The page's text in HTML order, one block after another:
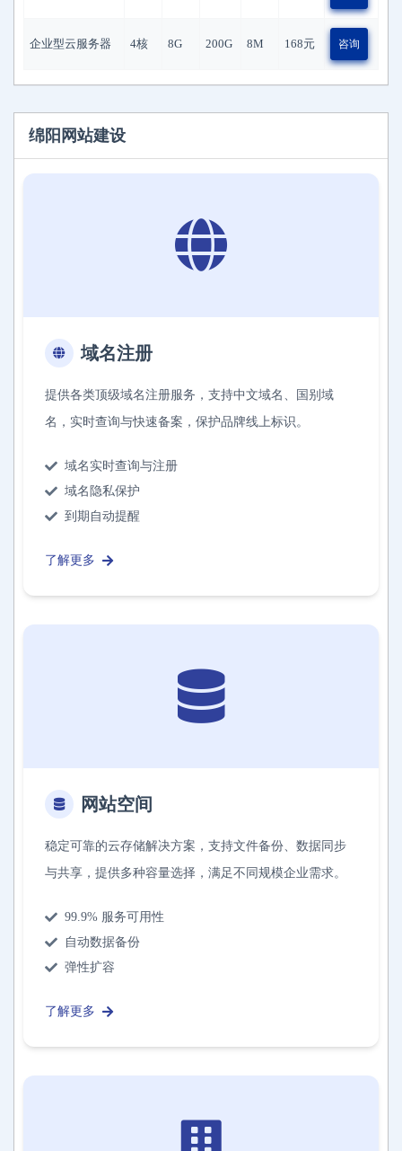
企业型云服务器 4核 8G 200G 8M 168元 咨询
绵阳网站建设
域名注册
提供各类顶级域名注册服务，支持中文域名、国别域
名，实时查询与快速备案，保护品牌线上标识。
域名实时查询与注册
域名隐私保护
到期自动提醒
了解更多
网站空间
稳定可靠的云存储解决方案，支持文件备份、数据同步
与共享，提供多种容量选择，满足不同规模企业需求。
99.9% 服务可用性
自动数据备份
弹性扩容
了解更多